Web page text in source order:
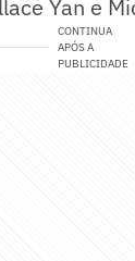
Yan e
CONTINUA
APÓS A
PUBLICIDADE